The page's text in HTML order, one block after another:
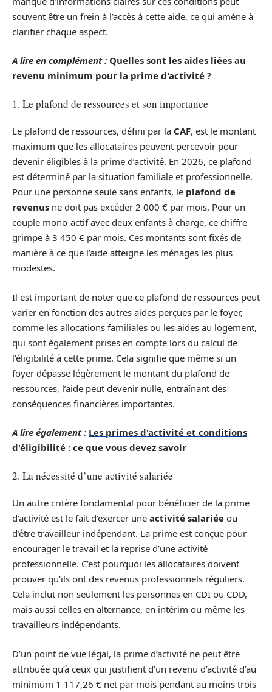
souvent être un frein à l’accès à cette aide, ce qui amène à
clarifier chaque aspect.
A lire en complément : Quelles sont les aides liées au
revenu minimum pour la prime d'activité ?
1. Le plafond de ressources et son importance
Le plafond de ressources, défini par la CAF, est le montant
maximum que les allocataires peuvent percevoir pour
devenir éligibles à la prime d’activité. En 2026, ce plafond
est déterminé par la situation familiale et professionnelle.
Pour une personne seule sans enfants, le plafond de
revenus ne doit pas excéder 2 000 € par mois. Pour un
couple mono-actif avec deux enfants à charge, ce chiffre
grimpe à 3 450 € par mois. Ces montants sont fixés de
manière à ce que l’aide atteigne les ménages les plus
modestes.
Il est important de noter que ce plafond de ressources peut
varier en fonction des autres aides perçues par le foyer,
comme les allocations familiales ou les aides au logement,
qui sont également prises en compte lors du calcul de
l’éligibilité à cette prime. Cela signifie que même si un
foyer dépasse légèrement le montant du plafond de
ressources, l’aide peut devenir nulle, entraînant des
conséquences financières importantes.
A lire également : Les primes d'activité et conditions
d'éligibilité : ce que vous devez savoir
2. La nécessité d’une activité salariée
Un autre critère fondamental pour bénéficier de la prime
d’activité est le fait d’exercer une activité salariée ou
d’être travailleur indépendant. La prime est conçue pour
encourager le travail et la reprise d’une activité
professionnelle. C’est pourquoi les allocataires doivent
prouver qu’ils ont des revenus professionnels réguliers.
Cela inclut non seulement les personnes en CDI ou CDD,
mais aussi celles en alternance, en intérim ou même les
travailleurs indépendants.
D’un point de vue légal, la prime d’activité ne peut être
attribuée qu’à ceux qui justifient d’un revenu d’activité d’au
minimum 1 117,26 € net par mois pendant au moins trois